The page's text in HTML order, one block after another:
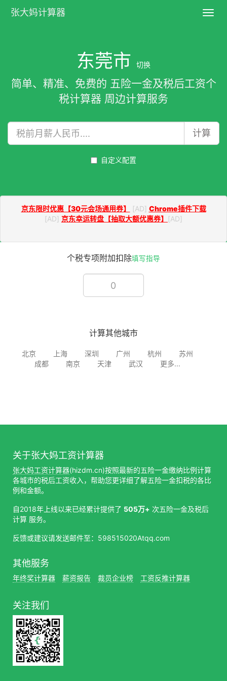
张大妈计算器
东莞市 切换
简单、精准、免费的 五险一金及税后工资个
税计算器 周边计算服务
计算
自定义配置
京东限时优惠【30元会场通用券】 [AD] Chrome插件下载
[AD] 京东幸运转盘【抽取大额优惠券】 [AD]
个税专项附加扣除填写指导
计算其他城市
北京 上海 深圳 广州 杭州
苏州
成都
南京 天津 武汉 更多...
关于张大妈工资计算器
张大妈工资计算器(hizdm.cn)按照最新的五险一金缴纳比例计算
各城市的税后工资收入，帮助您更详细了解五险一金扣税的各比
例和金额。
自2018年上线以来已经累计提供了 505万+ 次五险一金及税后
计算 服务。
反馈或建议请发送邮件至：598515020Atqq.com
其他服务
年终奖计算器 薪资报告 裁员企业榜 工资反推计算器
关注我们